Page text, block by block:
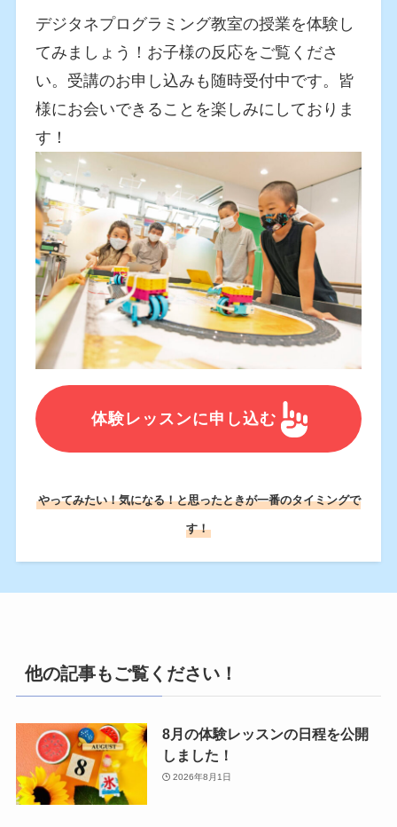
デジタネプログラミング教室の授業を体験し
てみましょう！お子様の反応をご覧くださ
い。受講のお申し込みも随時受付中です。皆
様にお会いできることを楽しみにしておりま
す！
体験レッスンに申し込む
やってみたい！気になる！と思ったときが一番のタイミングで
す！
他の記事もご覧ください！
8月の体験レッスンの日程を公開
しました！
2026年8月1日